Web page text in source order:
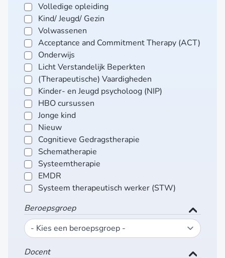
Volledige opleiding
Kind/ Jeugd/ Gezin
Volwassenen
Acceptance and Commitment Therapy (ACT)
Onderwijs
Licht Verstandelijk Beperkten
(Therapeutische) Vaardigheden
Kinder- en Jeugd psycholoog (NIP)
HBO cursussen
Jonge kind
Nieuw
Cognitieve Gedragstherapie
Schematherapie
Systeemtherapie
EMDR
Systeem therapeutisch werker (STW)
Beroepsgroep
Docent